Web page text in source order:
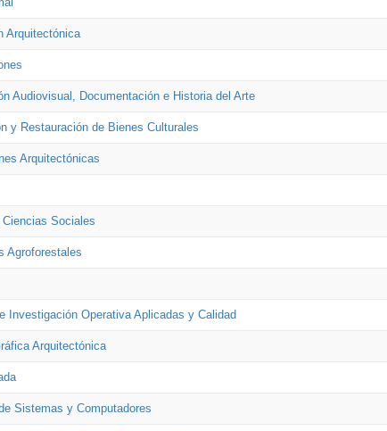
Arquitectónica
Audiovisual, Documentación e Historia del Arte
y Restauración de Bienes Culturales
Arquitectónicas
Sociales
Agroforestales
Investigación Operativa Aplicadas y Calidad
Arquitectónica
Sistemas y Computadores